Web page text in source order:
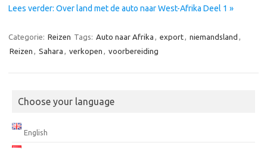
Lees verder: Over land met de auto naar West-Afrika Deel 1 »
Categorie: Reizen Tags: Auto naar Afrika export niemandsland
Reizen
Sahara verkopen voorbereiding
Choose your language
English